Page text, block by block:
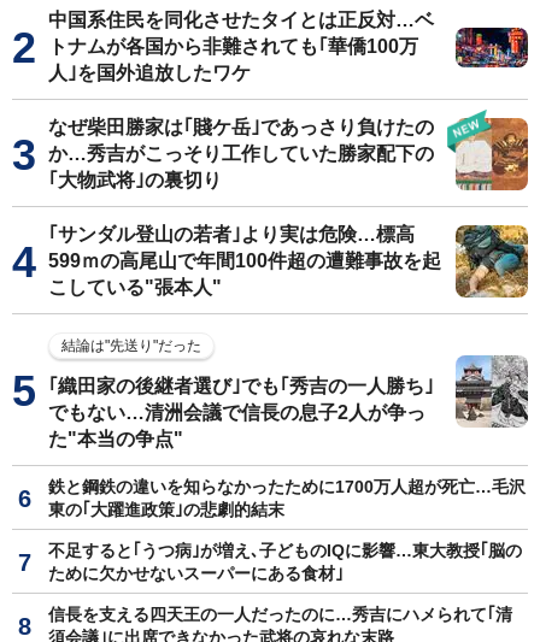
中国系住民を同化させたタイとは正反対…ベ
トナムが各国から非難されても｢華僑100万
人｣を国外追放したワケ
なぜ柴田勝家は｢賤ケ岳｣であっさり負けたの
か…秀吉がこっそり工作していた勝家配下の
｢大物武将｣の裏切り
｢サンダル登山の若者｣より実は危険…標高
599ｍの高尾山で年間100件超の遭難事故を起
こしている"張本人"
結論は"先送り"だった
｢織田家の後継者選び｣でも｢秀吉の一人勝ち｣
でもない…清洲会議で信長の息子2人が争っ
た"本当の争点"
鉄と鋼鉄の違いを知らなかったために1700万人超が死亡…毛沢
東の｢大躍進政策｣の悲劇的結末
不足すると｢うつ病｣が増え､子どものIQに影響…東大教授｢脳の
ために欠かせないスーパーにある食材｣
信長を支える四天王の一人だったのに…秀吉にハメられて｢清
須会議｣に出席できなかった武将の哀れな末路